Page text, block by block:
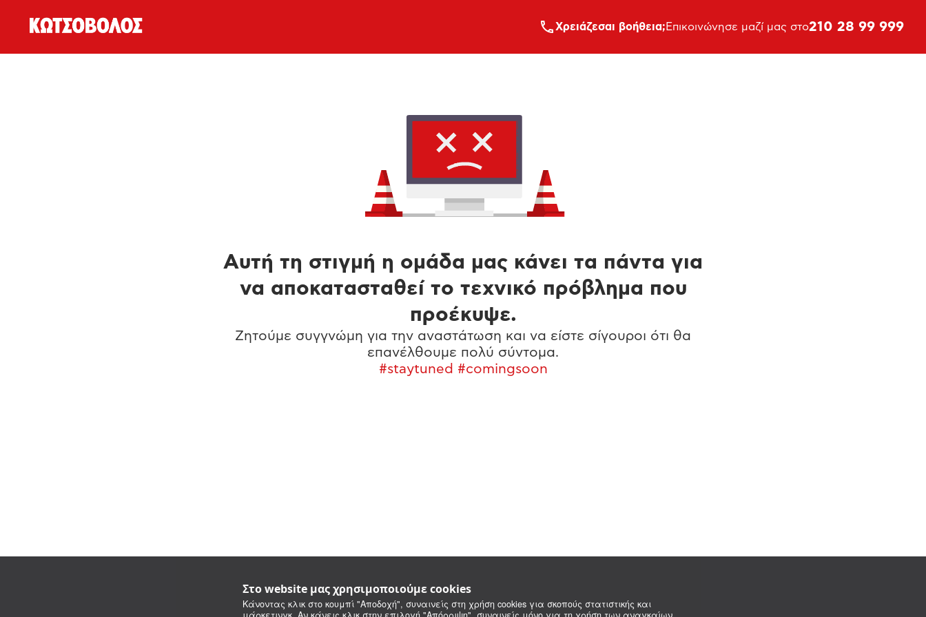
Στο website μας χρησιμοποιούμε cookies
Κάνοντας κλικ στο κουμπί "Αποδοχή", συναινείς στη χρήση cookies για σκοπούς στατιστικής και
Xρειάζεσαι βοήθεια; Επικοινώνησε μαζί μας στο210 28 99 999
Αυτή τη στιγμή η ομάδα μας κάνει τα πάντα για
να αποκατασταθεί το τεχνικό πρόβλημα που
προέκυψε.
Ζητούμε συγγνώμη για την αναστάτωση και να είστε σίγουροι ότι θα
επανέλθουμε πολύ σύντομα.
#staytuned #comingsoon